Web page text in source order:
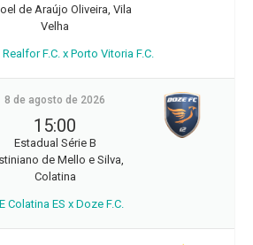
de Araújo Oliveira, Vila
Velha
F.C. x Porto Vitoria F.C.
8 de agosto de 2026
15:00
Estadual Série B
de Mello e Silva,
Colatina
Colatina ES x Doze F.C.